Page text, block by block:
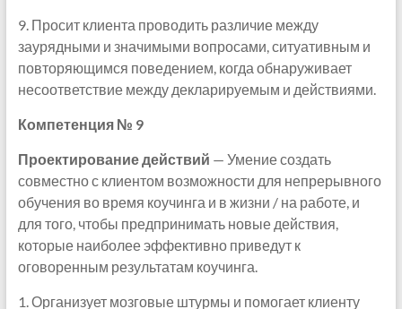
9. Просит клиента проводить различие между
заурядными и значимыми вопросами, ситуативным и
повторяющимся поведением, когда обнаруживает
несоответствие между декларируемым и действиями.
Компетенция № 9
Проектирование действий — Умение создать
совместно с клиентом возможности для непрерывного
обучения во время коучинга и в жизни / на работе, и
для того, чтобы предпринимать новые действия,
которые наиболее эффективно приведут к
оговоренным результатам коучинга.
1. Организует мозговые штурмы и помогает клиенту